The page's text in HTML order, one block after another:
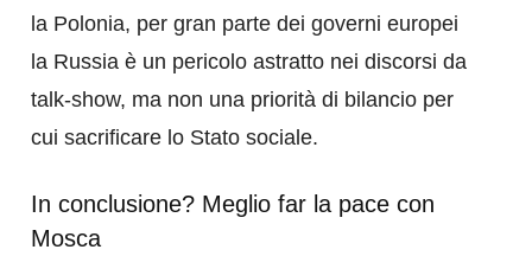
la Polonia, per gran parte dei governi europei
la Russia è un pericolo astratto nei discorsi da
talk-show, ma non una priorità di bilancio per
cui sacrificare lo Stato sociale.
In conclusione? Meglio far la pace con
Mosca